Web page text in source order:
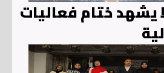
يشهد ختام فعاليات